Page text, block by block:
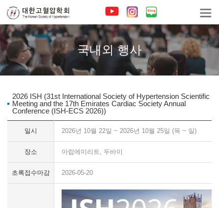
국내외 행사
2026 ISH (31st International Society of Hypertension Scientific
Meeting and the 17th Emirates Cardiac Society Annual
Conference (ISH-ECS 2026))
일시 2026년 10월 22일 ~ 2026년 10월 25일 (목 ~ 일)
장소 아랍에미리트, 두바이
초록접수마감 2026-05-20